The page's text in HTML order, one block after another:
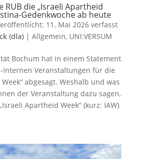
RUB die „Israeli Apartheid
Gedenkwoche ab heute
11. Mai 2026verfasst
(dla)| Allgemein, UNI:VERSUM
Bochum hat in einem Statement
Veranstaltungen für die
abgesagt. Weshalb und was
der Veranstaltung dazu sagen,
Apartheid Week“ (kurz: IAW)